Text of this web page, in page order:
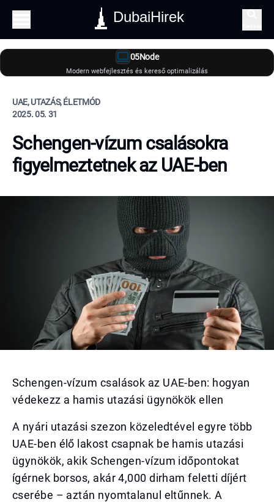
DubaiHirek
05Node
Modern webfejlesztés és kereső optimalizálás
UAE, UTAZÁS, ÉLETMÓD
2025. 05. 31
Schengen-vízum csalásokra
figyelmeztetnek az UAE-ben
Schengen-vízum csalások az UAE-ben: hogyan
védekezz a hamis utazási ügynökök ellen
A nyári utazási szezon közeledtével egyre több
UAE-ben élő lakost csapnak be hamis utazási
ügynökök, akik Schengen-vízum időpontokat
ígérnek borsos, akár 4,000 dirham feletti díjért
cserébe – aztán nyomtalanul eltűnnek. A